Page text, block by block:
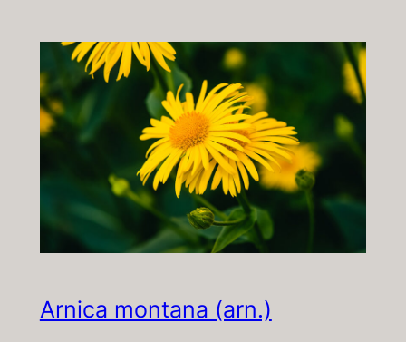
Arnica montana (arn.)